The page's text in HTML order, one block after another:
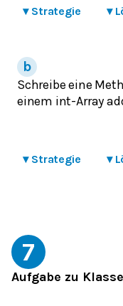
▾ Strategie ▾
Schreibe eine
einem int-Array
▾ Strategie ▾
7
Aufgabe zu